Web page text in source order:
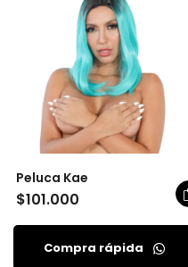
Peluca Kae
$101.000
Compra rápida